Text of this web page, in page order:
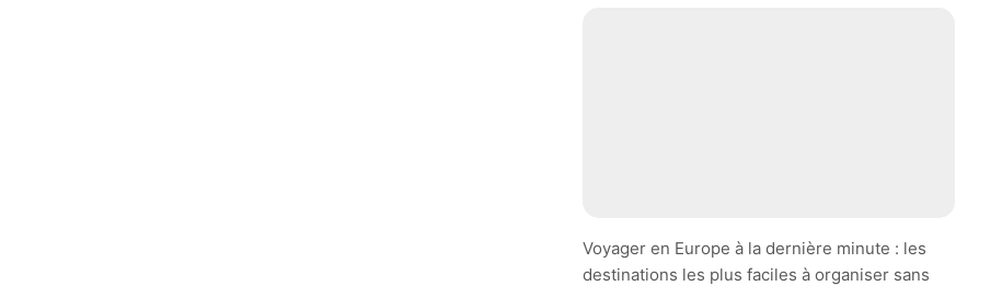
Voyager en Europe à la dernière minute : les
destinations les plus faciles à organiser sans